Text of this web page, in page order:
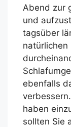
Abend zur
und
tagsüber
natürlichen
ebenfalls
haben
sollten Sie